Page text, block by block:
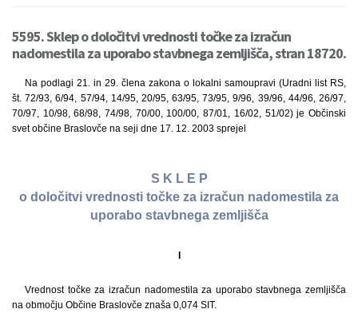
5595. Sklep o določitvi vrednosti točke za izračun
nadomestila za uporabo stavbnega zemljišča, stran 18720.
Na podlagi 21. in 29. člena zakona o lokalni samoupravi (Uradni list RS,
št. 72/93, 6/94, 57/94, 14/95, 20/95, 63/95, 73/95, 9/96, 39/96, 44/96, 26/97,
70/97, 10/98, 68/98, 74/98, 70/00, 100/00, 87/01, 16/02, 51/02) je Občinski
svet občine Braslovče na seji dne 17. 12. 2003 sprejel
S K L E P
o določitvi vrednosti točke za izračun nadomestila za
uporabo stavbnega zemljišča
I
Vrednost točke za izračun nadomestila za uporabo stavbnega zemljišča
na območju Občine Braslovče znaša 0,074 SIT.